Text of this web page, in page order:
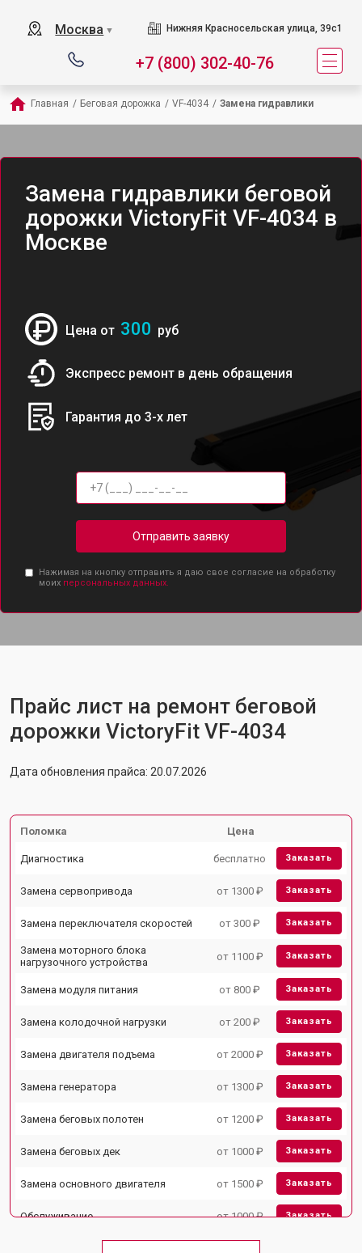
Москва ▼ Нижняя Красносельская улица, 39с1
+7 (800) 302-40-76
Главная / Беговая дорожка / VF-4034 / Замена гидравлики
Замена гидравлики беговой
дорожки VictoryFit VF-4034 в
Москве
Цена от 300 руб
Экспресс ремонт в день обращения
Гарантия до 3-х лет
Отправить заявку
Нажимая на кнопку отправить я даю свое согласие на обработку
моих персональных данных.
Прайс лист на ремонт беговой
дорожки VictoryFit VF-4034
Дата обновления прайса: 20.07.2026
Поломка Цена
Диагностика бесплатно Заказать
Замена сервопривода от 1300 ₽ Заказать
Замена переключателя скоростей от 300 ₽ Заказать
Замена моторного блока
нагрузочного устройства
от 1100 ₽ Заказать
Замена модуля питания от 800 ₽ Заказать
Замена колодочной нагрузки от 200 ₽ Заказать
Замена двигателя подъема от 2000 ₽ Заказать
Замена генератора от 1300 ₽ Заказать
Замена беговых полотен от 1200 ₽ Заказать
Замена беговых дек от 1000 ₽ Заказать
Замена основного двигателя от 1500 ₽ Заказать
Обслуживание от 1000 ₽ Заказать